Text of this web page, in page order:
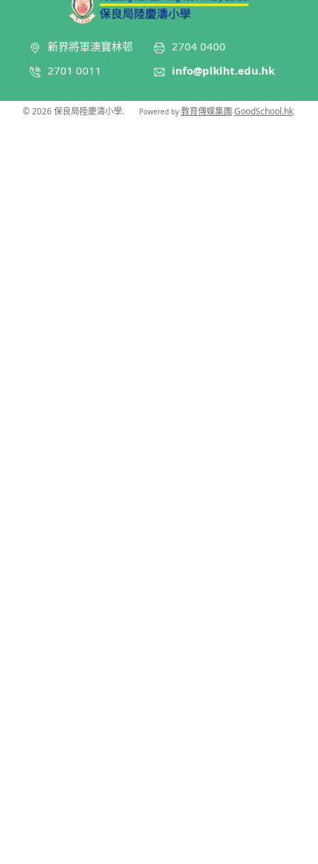
新界將軍澳寶林邨
2701 0011
2704 0400
info@plklht.edu.hk
© 2026保良局陸慶濤小學. Powered by 教育傳媒集團‧GoodSchool.hk.